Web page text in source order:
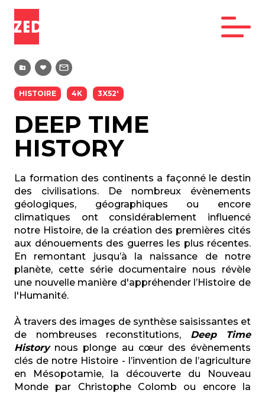
HISTOIRE 4K 3X52'
DEEP TIME
HISTORY
La formation des continents a façonné le destin
des civilisations. De nombreux évènements
géologiques, géographiques ou encore
climatiques ont considérablement influencé
notre Histoire, de la création des premières cités
aux dénouements des guerres les plus récentes.
En remontant jusqu’à la naissance de notre
planète, cette série documentaire nous révèle
une nouvelle manière d'appréhender l’Histoire de
l'Humanité.
À travers des images de synthèse saisissantes et
de nombreuses reconstitutions, Deep Time
Historynous plonge au cœur des évènements
clés de notre Histoire - l’invention de l’agriculture
en Mésopotamie, la découverte du Nouveau
Monde par Christophe Colomb ou encore la